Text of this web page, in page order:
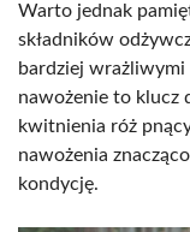
Warto jednak
składników
bardziej wrażliwymi
nawożenie to klucz
kwitnienia róż
nawożenia
kondycję.